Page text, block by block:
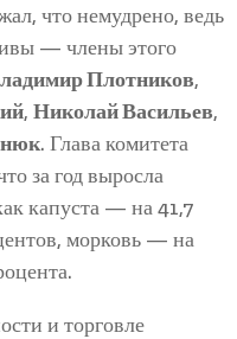
что немудрено, ведь
— члены этого
Плотников,
, Николай Васильев,
. Глава комитета
за год выросла
капуста — на 41,7
морковь — на
и торговле